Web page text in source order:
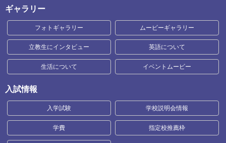
ギャラリー
フォトギャラリー ムービーギャラリー
立教生にインタビュー 英語について
生活について イベントムービー
入試情報
入学試験 学校説明会情報
学費 指定校推薦枠